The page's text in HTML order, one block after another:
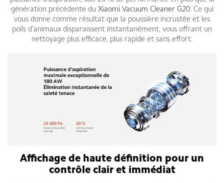
génération précédente du Xiaomi Vacuum Cleaner G20. Ce qui
vous donne comme résultat que la poussière incrustée et les
poils d’animaux disparaissent instantanément, vous offrant un
nettoyage plus efficace, plus rapide et sans effort.
Affichage de haute définition pour un
contrôle clair et immédiat